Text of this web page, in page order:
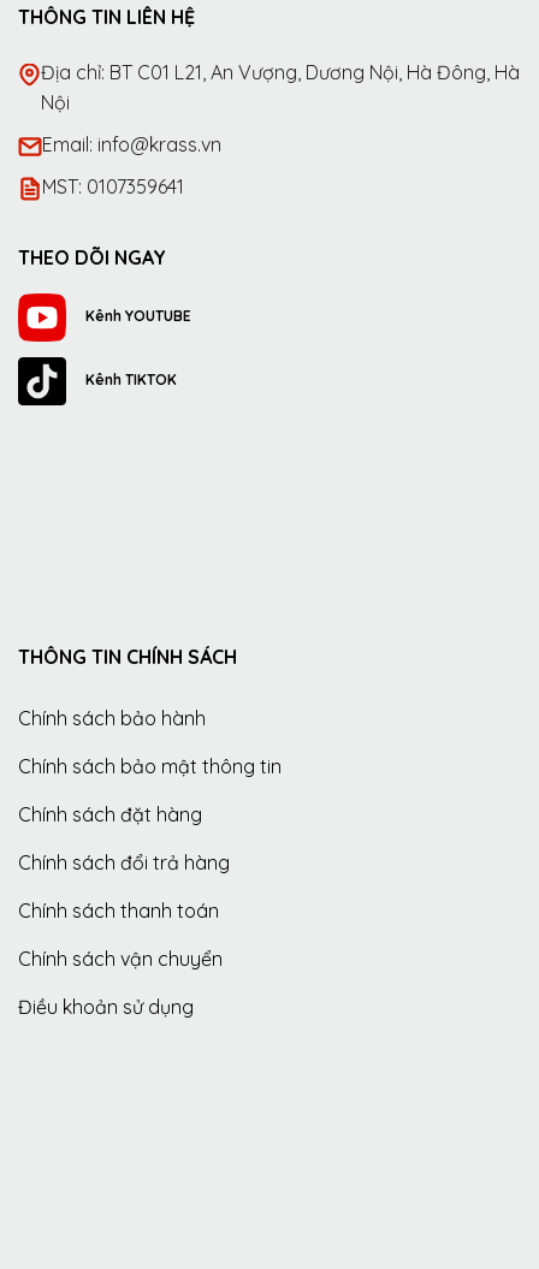
THÔNG TIN LIÊN HỆ
Địa chỉ: BT C01 L21, An Vượng, Dương Nội, Hà Đông, Hà
Nội
Email: info@krass.vn
MST: 0107359641
THEO DÕI NGAY
Kênh YOUTUBE
Kênh TIKTOK
THÔNG TIN CHÍNH SÁCH
Chính sách bảo hành
Chính sách bảo mật thông tin
Chính sách đặt hàng
Chính sách đổi trả hàng
Chính sách thanh toán
Chính sách vận chuyển
Điều khoản sử dụng